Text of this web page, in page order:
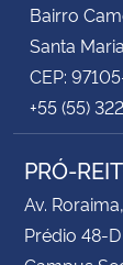
Bairro
Santa
CEP:
+55 (55)
PRÓ-
Av.
Prédio 48-